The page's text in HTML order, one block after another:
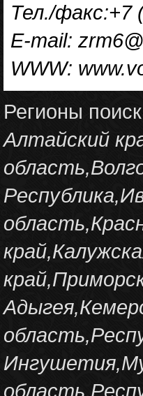
Тел./факс:+7
E-mail:
WWW:
Регионы
Алтайский